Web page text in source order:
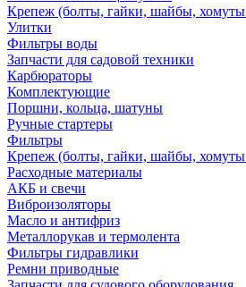
Крепеж (болты, гайки, шайбы, хомуты
Улитки
Фильтры воды
Запчасти для садовой техники
Карбюраторы
Комплектующие
Поршни, кольца, шатуны
Ручные стартеры
Фильтры
Крепеж (болты, гайки, шайбы, хомуты
Расходные материалы
АКБ и свечи
Виброизоляторы
Масло и антифриз
Металлорукав и термолента
Фильтры гидравлики
Ремни приводные